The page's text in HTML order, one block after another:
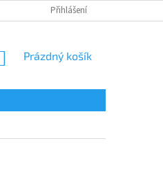
Přihlášení
NÁKUPNÍ
Prázdný košík